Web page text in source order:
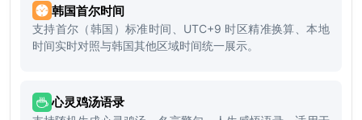
韩国首尔时间
支持首尔（韩国）标准时间、UTC+9 时区精准换算、本地
时间实时对照与韩国其他区域时间统一展示。
心灵鸡汤语录